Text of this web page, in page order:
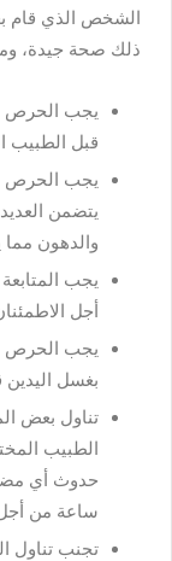
الشخص الذي قام
ذلك صحة جيدة،
يجب الحرص
قبل الطبيب
يجب الحرص
يتضمن
والدهون
يجب
أجل
يجب الحرص
بغسل
تناول بعض
الطبيب
حدوث أي
ساعة من
تجنب تناول